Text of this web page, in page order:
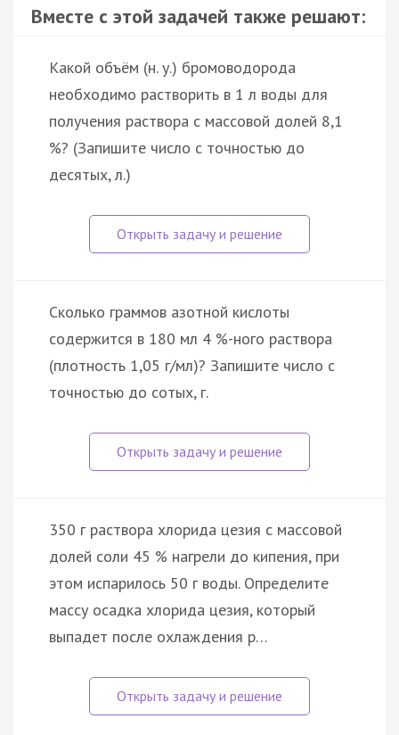
Вместе с этой задачей также решают:
Какой объём (н. у.) бромоводорода
необходимо растворить в 1 л воды для
получения раствора с массовой долей 8,1
%? (Запишите число с точностью до
десятых, л.)
Сколько граммов азотной кислоты
содержится в 180 мл 4 %-ного раствора
(плотность 1,05 г/мл)? Запишите число с
точностью до сотых, г.
350 г раствора хлорида цезия с массовой
долей соли 45 % нагрели до кипения, при
этом испарилось 50 г воды. Определите
массу осадка хлорида цезия, который
выпадет после охлаждения р…